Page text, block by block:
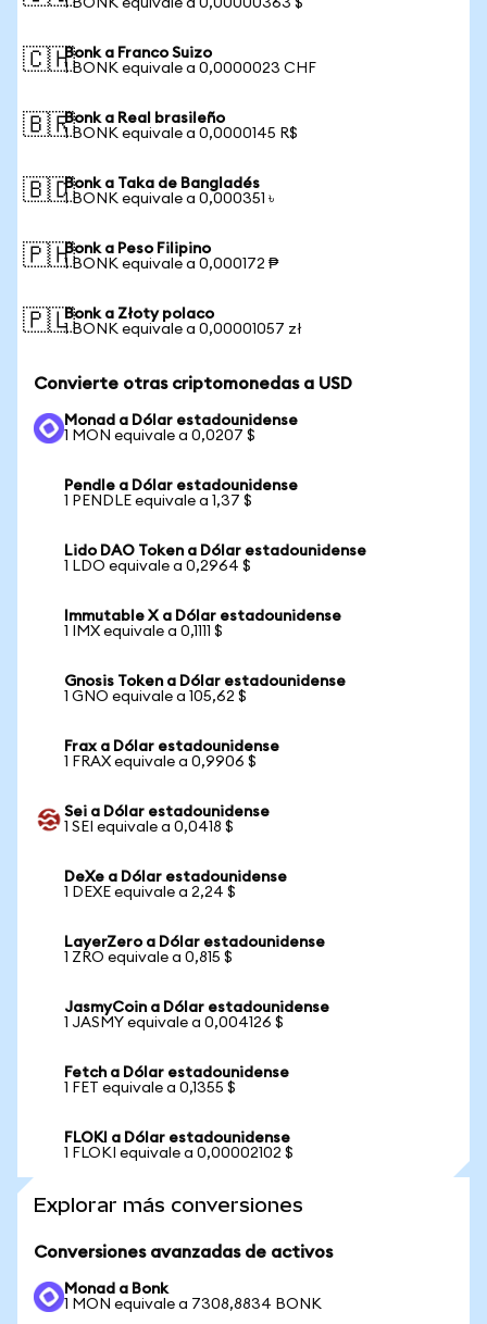
1 BONK equivale a 0,00000363 $
🇨🇭Bonk a Franco Suizo
1 BONK equivale a 0,0000023 CHF
🇧🇷Bonk a Real brasileño
1 BONK equivale a 0,0000145 R$
🇧🇩Bonk a Taka de Bangladés
1 BONK equivale a 0,000351 ৳
🇵🇭Bonk a Peso Filipino
1 BONK equivale a 0,000172 ₱
🇵🇱Bonk a Złoty polaco
1 BONK equivale a 0,00001057 zł
Convierte otras criptomonedas a USD
Monad a Dólar estadounidense
1 MON equivale a 0,0207 $
Pendle a Dólar estadounidense
1 PENDLE equivale a 1,37 $
Lido DAO Token a Dólar estadounidense
1 LDO equivale a 0,2964 $
Immutable X a Dólar estadounidense
1 IMX equivale a 0,1111 $
Gnosis Token a Dólar estadounidense
1 GNO equivale a 105,62 $
Frax a Dólar estadounidense
1 FRAX equivale a 0,9906 $
Sei a Dólar estadounidense
1 SEI equivale a 0,0418 $
DeXe a Dólar estadounidense
1 DEXE equivale a 2,24 $
LayerZero a Dólar estadounidense
1 ZRO equivale a 0,815 $
JasmyCoin a Dólar estadounidense
1 JASMY equivale a 0,004126 $
Fetch a Dólar estadounidense
1 FET equivale a 0,1355 $
FLOKI a Dólar estadounidense
1 FLOKI equivale a 0,00002102 $
Explorar más conversiones
Conversiones avanzadas de activos
Monad a Bonk
1 MON equivale a 7308,8834 BONK